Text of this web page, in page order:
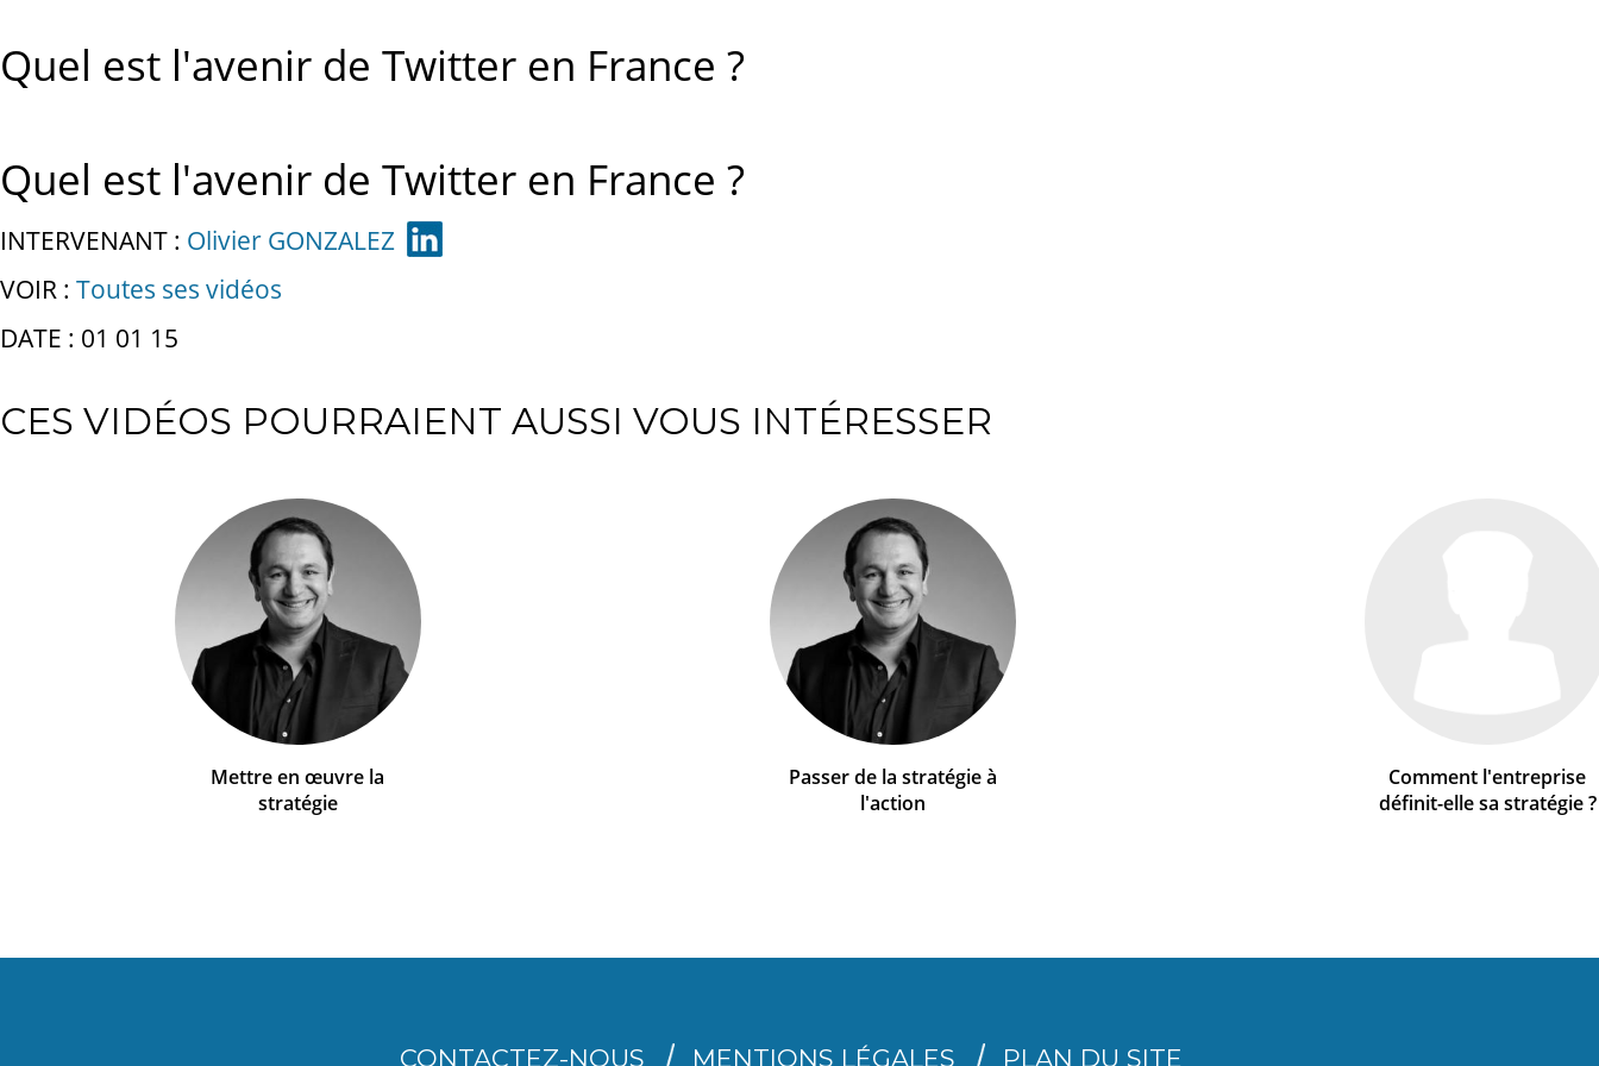
Quel est l'avenir de Twitter en France ?
Quel est l'avenir de Twitter en France ?
INTERVENANT : Olivier GONZALEZ
VOIR : Toutes ses vidéos
DATE : 01 01 15
CES VIDÉOS POURRAIENT AUSSI VOUS INTÉRESSER
Mettre en œuvre la
stratégie
Passer de la stratégie à
l'action
Comment l'entreprise
définit-elle sa stratégie ?
CONTACTEZ-NOUS MENTIONS LÉGALES PLAN DU SITE